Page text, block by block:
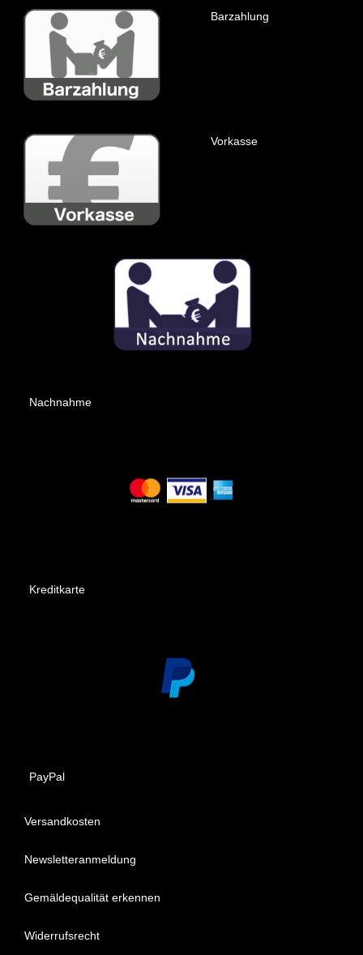
Barzahlung
Vorkasse
Nachnahme
Kreditkarte
PayPal
Versandkosten
Newsletteranmeldung
Gemäldequalität erkennen
Widerrufsrecht